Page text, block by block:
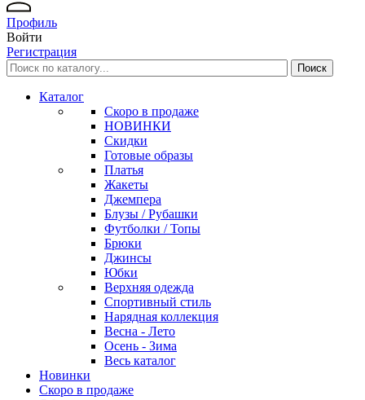
Профиль
Войти
Регистрация
Каталог
Скоро в продаже
НОВИНКИ
Скидки
Готовые образы
Платья
Жакеты
Джемпера
Блузы / Рубашки
Футболки / Топы
Брюки
Джинсы
Юбки
Верхняя одежда
Спортивный стиль
Нарядная коллекция
Весна - Лето
Осень - Зима
Весь каталог
Новинки
Скоро в продаже